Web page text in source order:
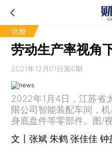
比较
劳动生产率视角
2021年12月01日第6期
2022年1月4日，江苏省
限公司智能装配车间，
身底盘件等零部件。图/
文丨张斌 朱鹤 张佳佳 钟